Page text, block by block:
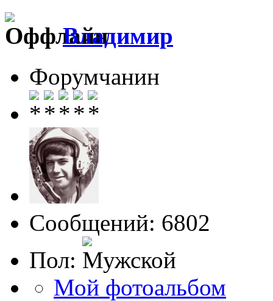
Влaдимир
Форумчанин
Сообщений: 6802
Пол:
Мой фотоальбом